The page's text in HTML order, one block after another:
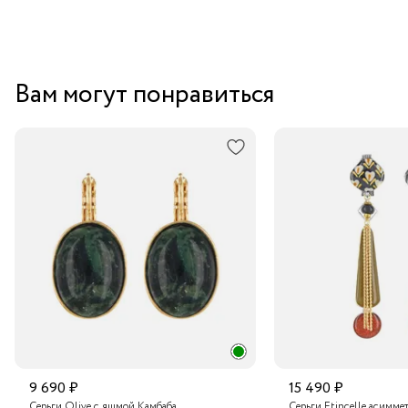
Вам могут понравиться
9 690 ₽ 15 490 ₽